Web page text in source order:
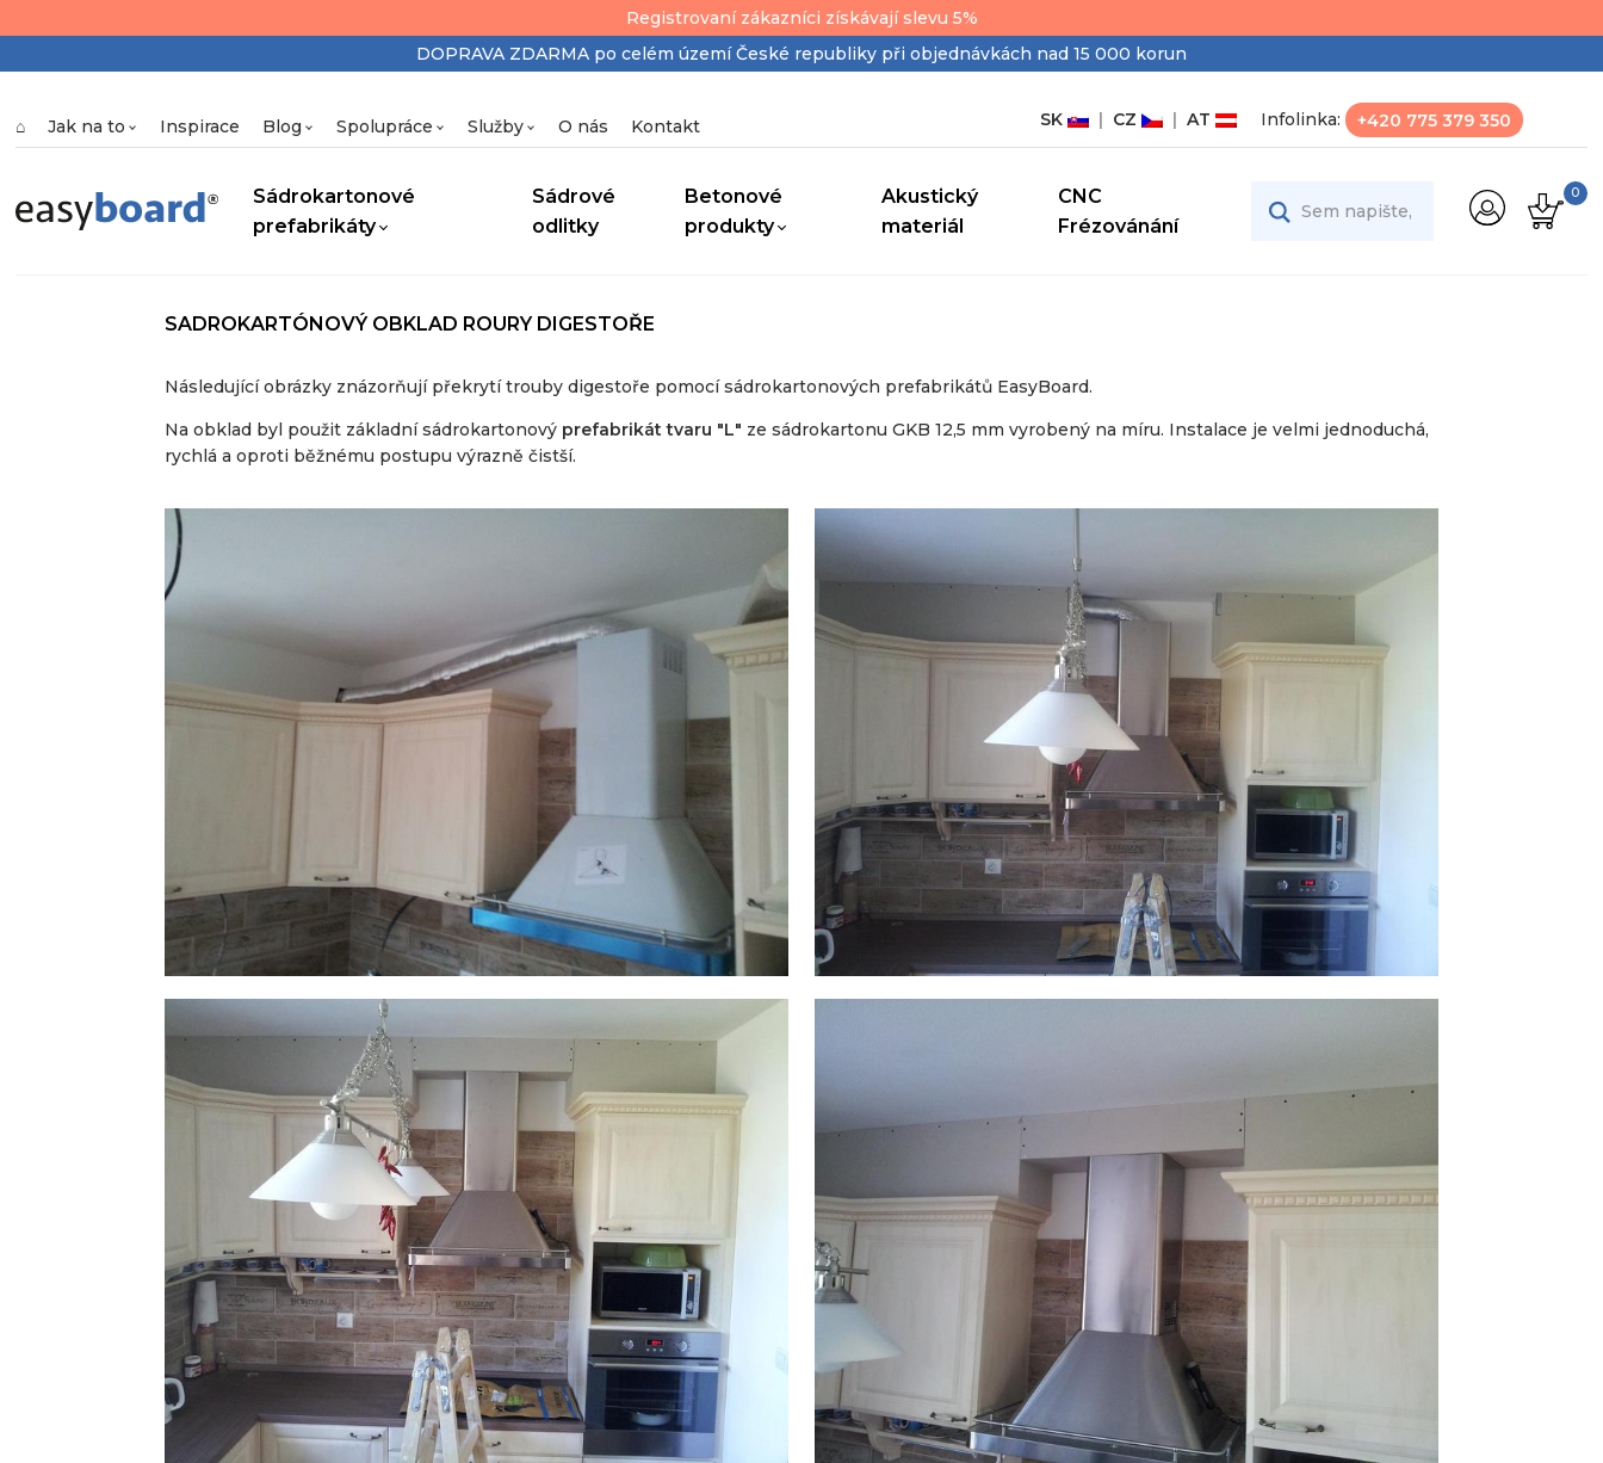
Registrovaní zákazníci získávají slevu 5%
DOPRAVA ZDARMA po celém území České republiky při objednávkách nad 15 000 korun
SK | CZ | AT Infolinka: +420 775 379 350
⌂ Jak na to Inspirace Blog Spolupráce Služby O nás Kontakt
Sádrokartonové
prefabrikáty
Sádrové
odlitky
Betonové
produkty
Akustický
materiál
CNC
Frézovánání
0
SADROKARTÓNOVÝ OBKLAD ROURY DIGESTOŘE
Následující obrázky znázorňují překrytí trouby digestoře pomocí sádrokartonových prefabrikátů EasyBoard.
Na obklad byl použit základní sádrokartonový prefabrikát tvaru "L" ze sádrokartonu GKB 12,5 mm vyrobený na míru. Instalace je velmi jednoduchá,
rychlá a oproti běžnému postupu výrazně čistší.